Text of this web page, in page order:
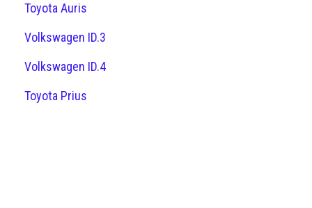
Toyota Auris
Volkswagen ID.3
Volkswagen ID.4
Toyota Prius